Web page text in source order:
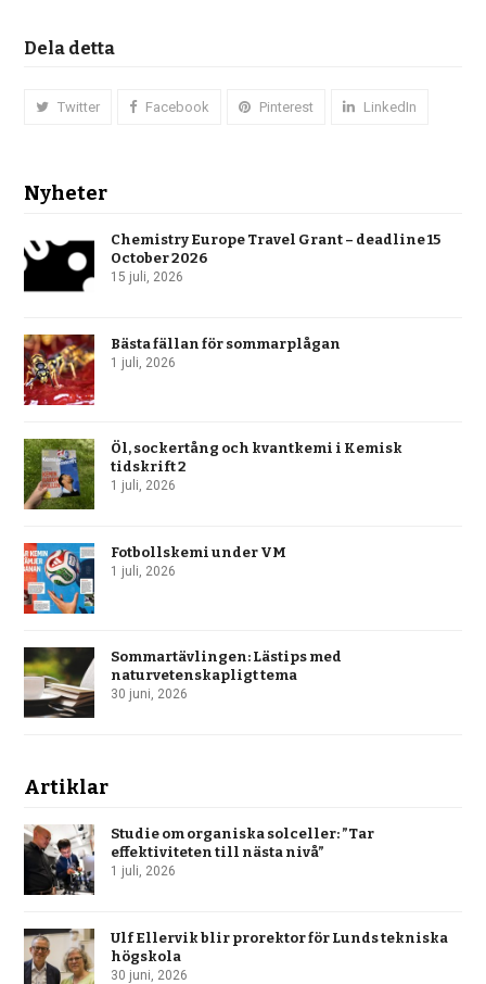
Dela detta
Twitter Facebook Pinterest LinkedIn
Nyheter
Chemistry Europe Travel Grant – deadline 15
October 2026
15 juli, 2026
Bästa fällan för sommarplågan
1 juli, 2026
Öl, sockertång och kvantkemi i Kemisk
tidskrift 2
1 juli, 2026
Fotbollskemi under VM
1 juli, 2026
Sommartävlingen: Lästips med
naturvetenskapligt tema
30 juni, 2026
Artiklar
Studie om organiska solceller: ”Tar
effektiviteten till nästa nivå”
1 juli, 2026
Ulf Ellervik blir prorektor för Lunds tekniska
högskola
30 juni, 2026